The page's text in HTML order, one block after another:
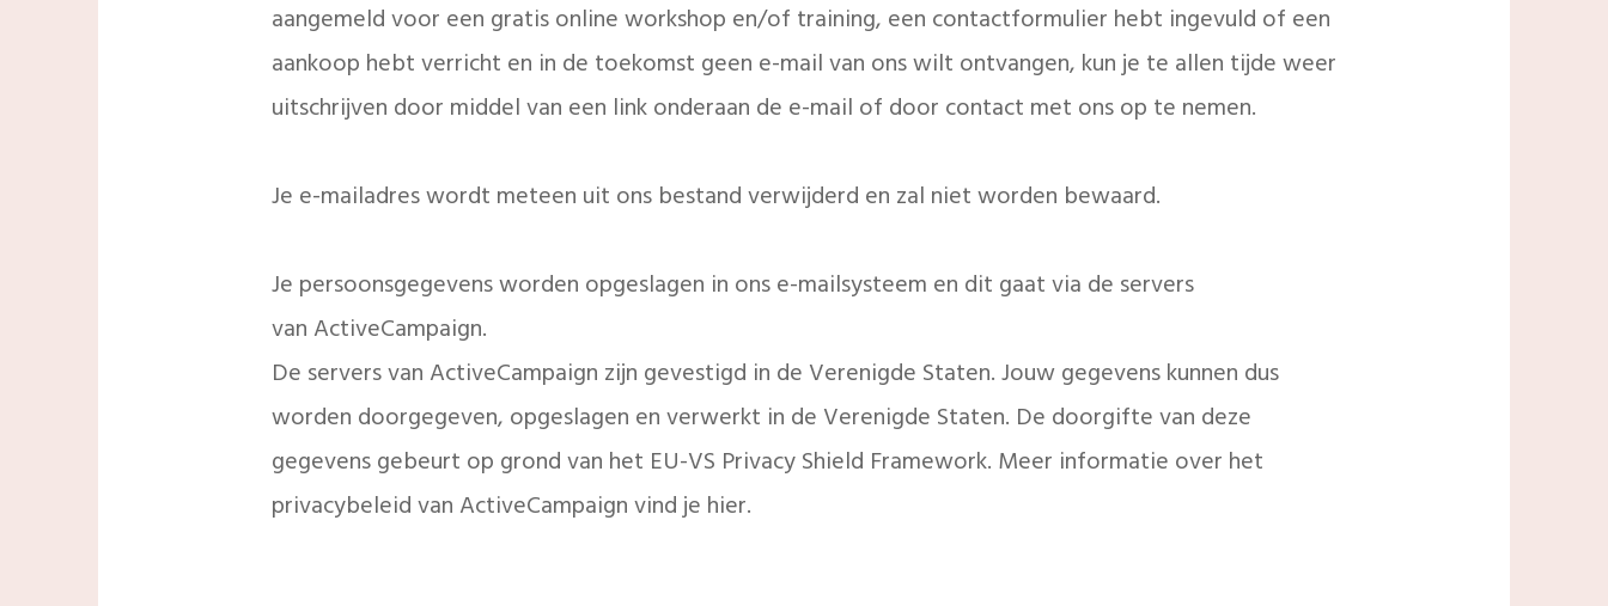
aangemeld voor een gratis online workshop en/of training, een contactformulier hebt ingevuld of een
aankoop hebt verricht en in de toekomst geen e-mail van ons wilt ontvangen, kun je te allen tijde weer
uitschrijven door middel van een link onderaan de e-mail of door contact met ons op te nemen.
Je e-mailadres wordt meteen uit ons bestand verwijderd en zal niet worden bewaard.
Je persoonsgegevens worden opgeslagen in ons e-mailsysteem en dit gaat via de servers
van ActiveCampaign.
De servers van ActiveCampaign zijn gevestigd in de Verenigde Staten. Jouw gegevens kunnen dus
worden doorgegeven, opgeslagen en verwerkt in de Verenigde Staten. De doorgifte van deze
gegevens gebeurt op grond van het EU-VS Privacy Shield Framework. Meer informatie over het
privacybeleid van ActiveCampaign vind je hier.